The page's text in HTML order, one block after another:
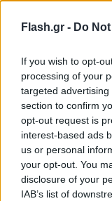
Flash.gr - Do
If you wish to opt-
processing of your
targeted
section to confirm
opt-out request is
interest-based ads
us or personal
your opt-out. You
disclosure of your
IAB’s list of
εργολάβου από
Κοτρέτσο,
κεφάλι από τα
Σύμφωνα με τον
αυτά, επήλθε ο
Η ποινική δίωξη